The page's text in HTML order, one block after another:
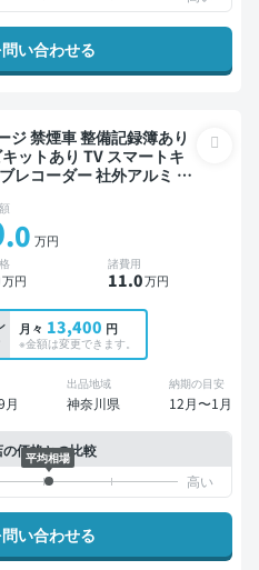
い合わせる
あり
ットあり TV スマートキ
レコーダー 社外アルミ 衝
.0 万円
万円
諸費用
11.0万円
月々 13,400 円
※金額は変更できます。
月
出品地域
神奈川県
納期の目安
12月〜1月
価格との比較
平均相場
い合わせる